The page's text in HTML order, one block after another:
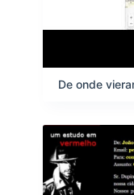
De onde